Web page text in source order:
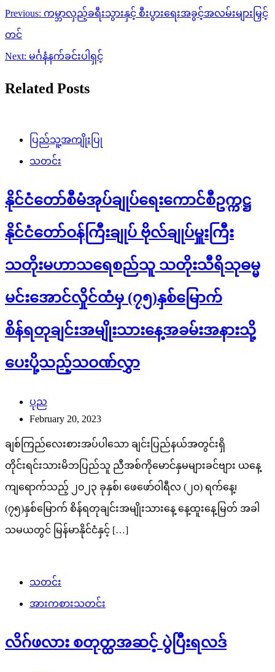
Post
navigation
Previous: ကမ္ဘာလှည့်ခရီးသွားနှင့် စီးပွားရေးအခွင့်အလမ်းများမြှင့်
တင်
Next: မင်္ဂနံနက်ခင်းပါရှင့်
Related Posts
ပြည်သူ့အကျိုးပြု
သတင်း
နိုင်ငံတော်စီမံအုပ်ချုပ်ရေးကောင်စီဥက္ကဋ္ဌ
နိုင်ငံတော်ဝန်ကြီးချုပ် ဗိုလ်ချုပ်မှူးကြီး
သတိုးမဟာသရေစည်သူ သတိုးသီရိသုဓမ္မ
မင်းအောင်လှိုင်ထံမှ (၇၅)နှစ်မြောက်
စိန်ရတုချင်းအမျိုးသားနေ့အခမ်းအနားသို့
ပေးပို့သည့်သဝဏ်လွှာ
ပုည
February 20, 2023
ချစ်ကြည်လေးစားအပ်ပါသော ချင်းပြည်နယ်အတွင်းရှိ
တိုင်းရင်းသားမိဘပြည်သူ ညီအစ်ကိုမောင်နှမများခင်ဗျား ယနေ့
ကျရောက်သည့် ၂၀၂၃ ခုနှစ်၊ ဖေဖော်ဝါရီလ (၂၀) ရက်နေ့၊
(၇၅)နှစ်မြောက် စိန်ရတုချင်းအမျိုးသားနေ့ နေ့ထူးနေ့မြတ် အခါ
သမယတွင် မြန်မာနိုင်ငံနှင့် […]
သတင်း
အားကစားသတင်း
လိဂ်ဖလား စတုတ္ထအဆင့် ပွဲပြီးရလဒ်